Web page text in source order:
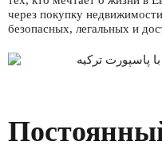
через покупку
безопасных, легальных и